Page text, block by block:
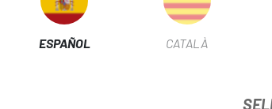
ESPAÑOL CATALÀ